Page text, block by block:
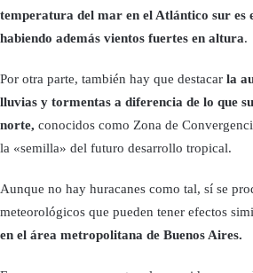
temperatura del mar en el Atlántico sur es
habiendo además vientos fuertes en altura.
Por otra parte, también hay que destacar la
lluvias y tormentas a diferencia de lo que
norte, conocidos como Zona de
la «semilla» del futuro desarrollo tropical.
Aunque no hay huracanes como tal, sí se
meteorológicos que pueden tener efectos
en el área metropolitana de Buenos Aires.